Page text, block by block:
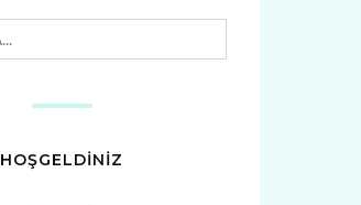
HOŞGELDİNİZ